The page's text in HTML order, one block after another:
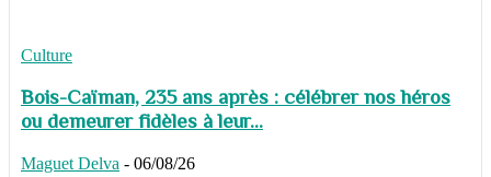
Culture
Bois-Caïman, 235 ans après : célébrer nos héros
ou demeurer fidèles à leur...
Maguet Delva - 06/08/26